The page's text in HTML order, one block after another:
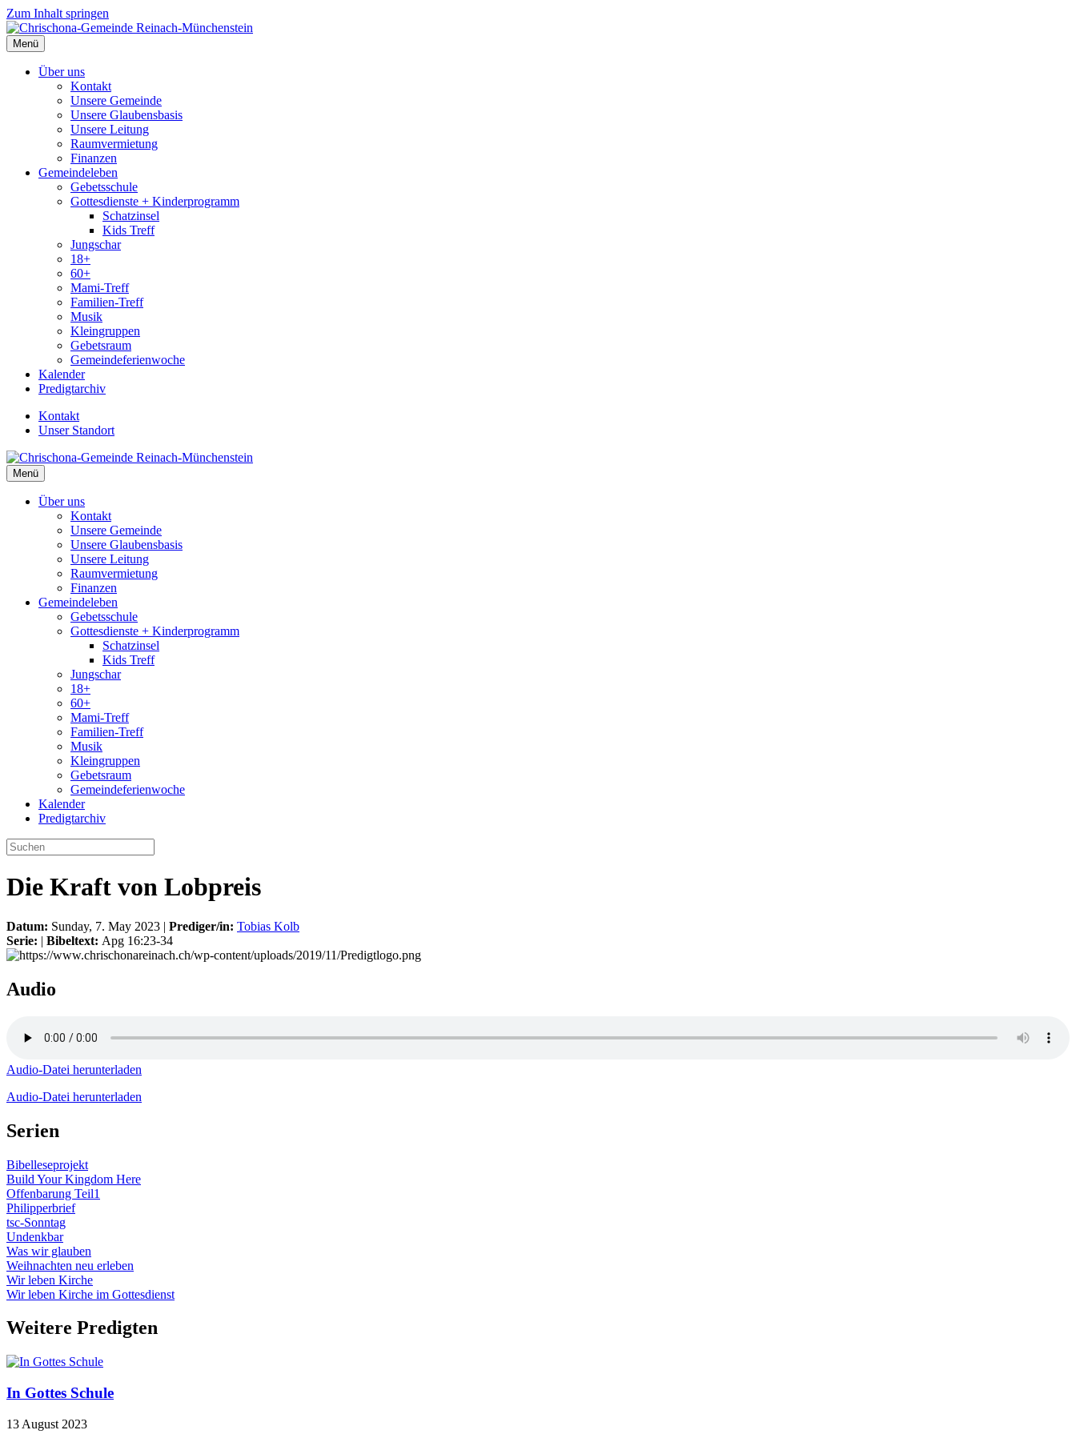
Zum Inhalt springen
Menü
Über uns
Kontakt
Unsere Gemeinde
Unsere Glaubensbasis
Unsere Leitung
Raumvermietung
Finanzen
Gemeindeleben
Gebetsschule
Gottesdienste + Kinderprogramm
Schatzinsel
Kids Treff
Jungschar
18+
60+
Mami-Treff
Familien-Treff
Musik
Kleingruppen
Gebetsraum
Gemeindeferienwoche
Kalender
Predigtarchiv
Kontakt
Unser Standort
Menü
Über uns
Kontakt
Unsere Gemeinde
Unsere Glaubensbasis
Unsere Leitung
Raumvermietung
Finanzen
Gemeindeleben
Gebetsschule
Gottesdienste + Kinderprogramm
Schatzinsel
Kids Treff
Jungschar
18+
60+
Mami-Treff
Familien-Treff
Musik
Kleingruppen
Gebetsraum
Gemeindeferienwoche
Kalender
Predigtarchiv
Die Kraft von Lobpreis
Datum: Sunday, 7. May 2023 | Prediger/in: Tobias Kolb
Serie: | Bibeltext: Apg 16:23-34
Audio
Audio-Datei herunterladen
Audio-Datei herunterladen
Serien
Bibelleseprojekt
Build Your Kingdom Here
Offenbarung Teil1
Philipperbrief
tsc-Sonntag
Undenkbar
Was wir glauben
Weihnachten neu erleben
Wir leben Kirche
Wir leben Kirche im Gottesdienst
Weitere Predigten
In Gottes Schule
13 August 2023